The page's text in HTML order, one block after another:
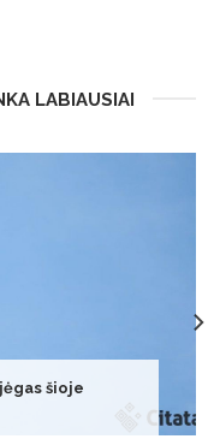
LABIAUSIAI
yra kritiškai